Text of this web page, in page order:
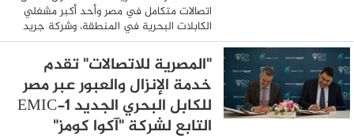
اتصالات متكامل في مصر وأحد أكبر مشغلي
الكابلات البحرية في المنطقة، وشركة جريد
تليكوم GRID Telecom، التابعة للمشغل
...
"المصرية للاتصالات" تقدم
خدمة الإنزال والعبور عبر مصر
للكابل البحري الجديد EMIC-1
التابع لشركة "آكوا كومز"